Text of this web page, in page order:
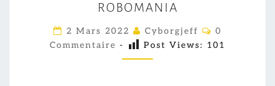
O
B
O
M
ROBOMANIA
2 Mars 2022 Cyborgjeff
C
M
0
Commentaire - Post Views: 101